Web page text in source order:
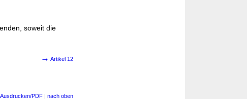
soweit die
→ Artikel 12
Ausdrucken/PDF | nach oben